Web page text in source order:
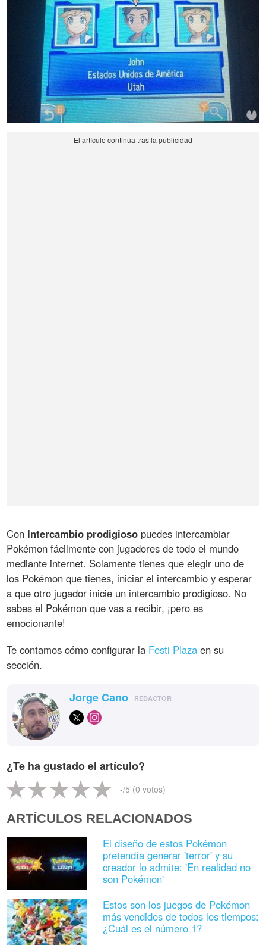
Con Intercambio prodigioso puedes intercambiar
Pokémon fácilmente con jugadores de todo el mundo
mediante internet. Solamente tienes que elegir uno de
los Pokémon que tienes, iniciar el intercambio y esperar
a que otro jugador inicie un intercambio prodigioso. No
sabes el Pokémon que vas a recibir, ¡pero es
emocionante!
Te contamos cómo configurar la Festi Plaza en su
sección.
Jorge Cano REDACTOR
¿Te ha gustado el artículo?
-/5 (0 votos)
ARTÍCULOS RELACIONADOS
El diseño de estos Pokémon
pretendía generar 'terror' y su
creador lo admite: 'En realidad no
son Pokémon'
Estos son los juegos de Pokémon
más vendidos de todos los tiempos:
¿Cuál es el número 1?